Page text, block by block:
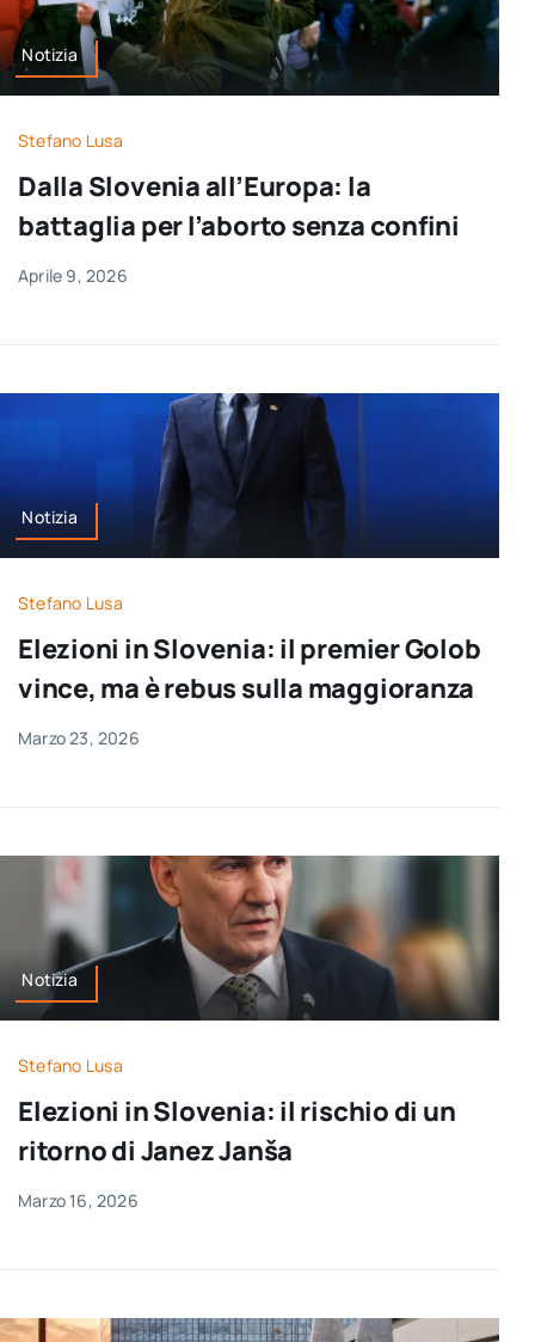
Notizia
Stefano Lusa
Dalla Slovenia all’Europa: la
battaglia per l’aborto senza confini
Aprile 9, 2026
Notizia
Stefano Lusa
Elezioni in Slovenia: il premier Golob
vince, ma è rebus sulla maggioranza
Marzo 23, 2026
Notizia
Stefano Lusa
Elezioni in Slovenia: il rischio di un
ritorno di Janez Janša
Marzo 16, 2026